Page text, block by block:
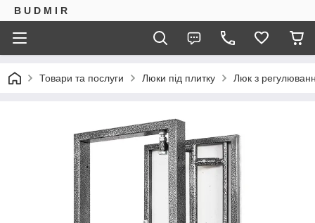
B U D M I R
Товари та послуги Люки під плитку Люк з